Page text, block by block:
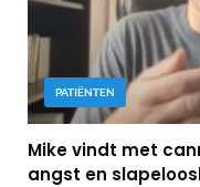
PATIËNTEN
Mike vindt met
angst en